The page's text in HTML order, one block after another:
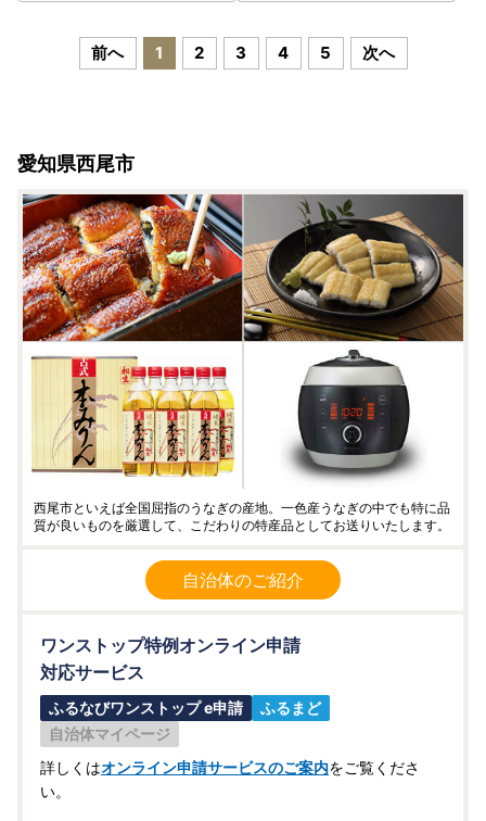
前へ 1 2 3 4 5 次へ
愛知県西尾市
西尾市といえば全国屈指のうなぎの産地。一色産うなぎの中でも特に品
質が良いものを厳選して、こだわりの特産品としてお送りいたします。
自治体のご紹介
ワンストップ特例オンライン申請
対応サービス
ふるなびワンストップ e申請
ふるまど
自治体マイページ
詳しくはオンライン申請サービスのご案内をご覧くださ
い。